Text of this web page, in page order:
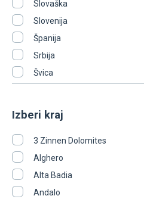
Slovaška
Slovenija
Španija
Srbija
Švica
Izberi kraj
3 Zinnen Dolomites
Alghero
Alta Badia
Andalo